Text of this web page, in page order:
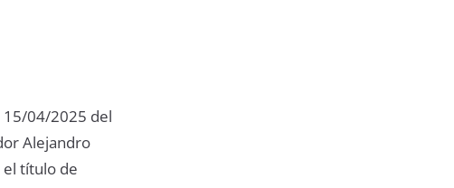
15/04/2025 del
Alejandro
título de